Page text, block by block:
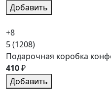
Добавить
+8
5(1208)
Подарочная коробка
410₽
Добавить